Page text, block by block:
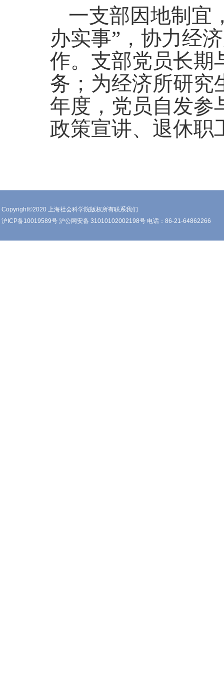
一支部因地制宜
办实事”，协力经
作。支部党员长期
务；为经济所研究
年度，党员自发参
政策宣讲、退休职
Copyright©2020 上海社会科学院版权所有联系我们
沪ICP备10019589号 沪公网安备 31010102002198号 电话：86-21-64862266